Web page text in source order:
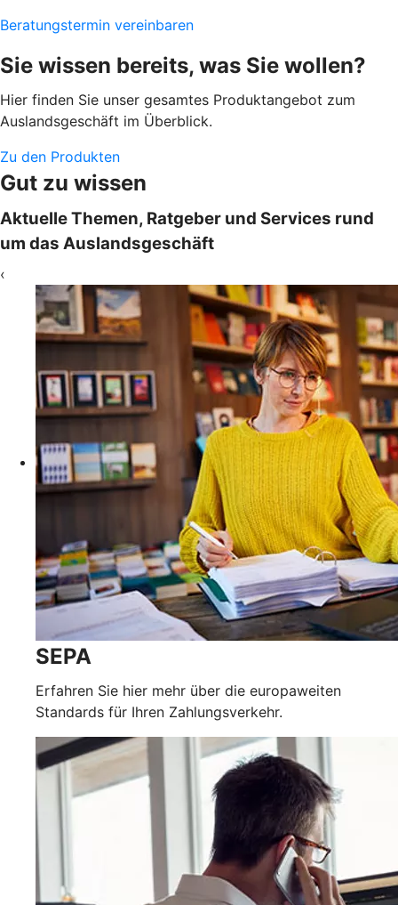
Beratungstermin vereinbaren
Sie wissen bereits, was Sie wollen?
Hier finden Sie unser gesamtes Produktangebot zum
Auslandsgeschäft im Überblick.
Zu den Produkten
Gut zu wissen
Aktuelle Themen, Ratgeber und Services rund
um das Auslandsgeschäft
‹
SEPA
Erfahren Sie hier mehr über die europaweiten
Standards für Ihren Zahlungsverkehr.